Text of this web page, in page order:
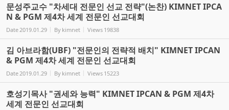
문성주교수 "차세대 전문인 선교 전략"(논찬) KIMNET IPCA
N & PGM 제4차 세계 전문인 선교대회
Date 2019.01.29 By kimnet Views 19838
김 아브라함(UBF) "전문인의 전략적 배치" KIMNET IPCAN
& PGM 제4차 세계 전문인 선교대회
Date 2019.01.29 By kimnet Views 15223
호성기목사 "권세와 능력" KIMNET IPCAN & PGM 제4차
세계 전문인 선교대회